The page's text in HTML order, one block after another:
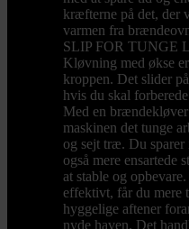
kræfterne på det, der
varmen fra
SLIP FOR TUNGE
Kløvning med økse
kroppen. Det slider
hvis du skal
Med en
maskinen det tunge
og sejt træ. Du
også mere ensartede
at stable og
effektivt, får du mere
hyggelige aftener
nyde haven. Det